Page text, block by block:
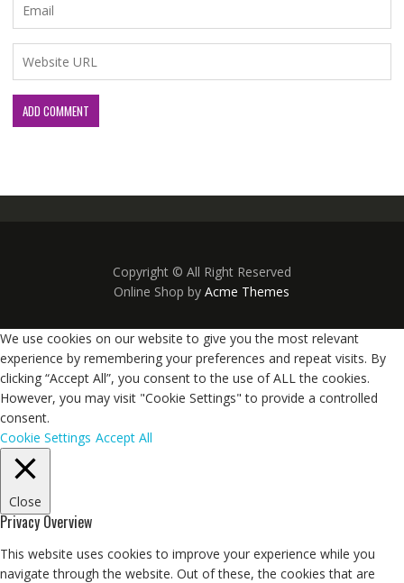
Copyright © All Right Reserved
Online Shop byAcme Themes
We use cookies on our website to give you the most relevant
experience by remembering your preferences and repeat visits. By
clicking “Accept All”, you consent to the use of ALL the cookies.
However, you may visit "Cookie Settings" to provide a controlled
consent.
Cookie Settings Accept All
Close
Privacy Overview
This website uses cookies to improve your experience while you
navigate through the website. Out of these, the cookies that are